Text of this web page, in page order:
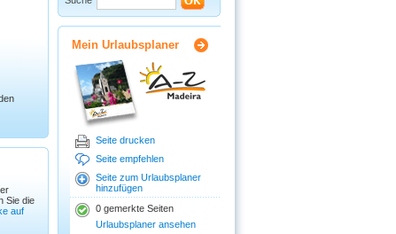
Sie die
auf
Mein Urlaubsplaner
Seite drucken
Seite empfehlen
Seite zum Urlaubsplaner
hinzufügen
0 gemerkte Seiten
Urlaubsplaner ansehen